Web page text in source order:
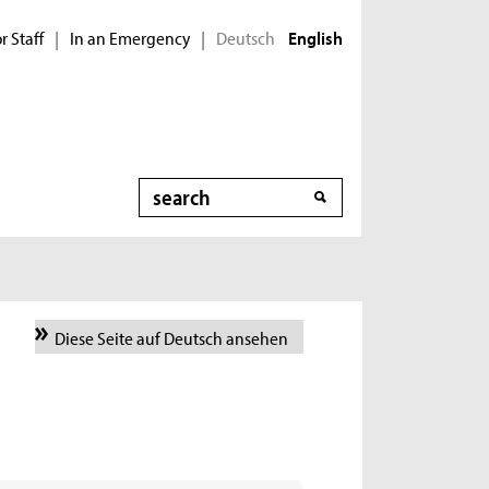
Staff | In an Emergency | Deutsch English
Search
Diese Seite auf Deutsch ansehen